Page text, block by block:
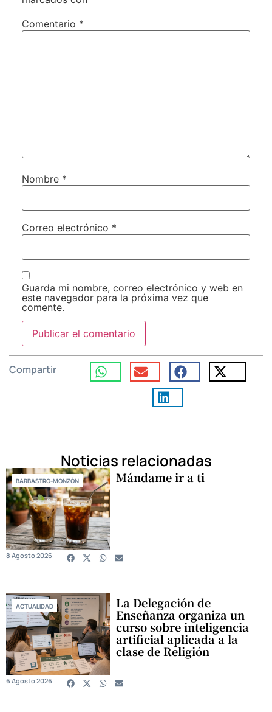
Comentario *
Nombre *
Correo electrónico *
Guarda mi nombre, correo electrónico y web en
este navegador para la próxima vez que
comente.
Compartir
Noticias relacionadas
BARBASTRO-MONZÓN Mándame ir a ti
8 Agosto 2026
ACTUALIDAD La Delegación de
Enseñanza organiza un
curso sobre inteligencia
artificial aplicada a la
clase de Religión
6 Agosto 2026